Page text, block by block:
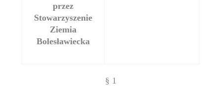
przez
Stowarzyszenie
Ziemia
Bolesławiecka
§ 1